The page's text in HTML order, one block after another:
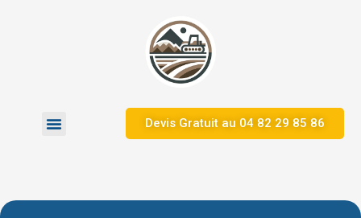
Devis Gratuit au 04 82 29 85 86